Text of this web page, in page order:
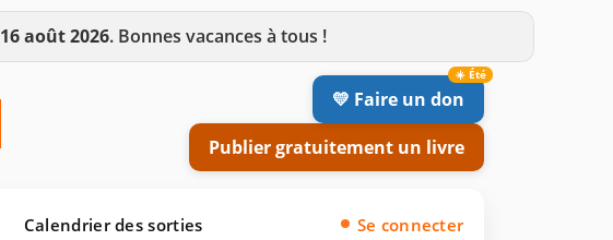
16 août 2026. Bonnes vacances à tous !
💛 Faire un don
Publier gratuitement un livre
Calendrier des sorties Se connecter